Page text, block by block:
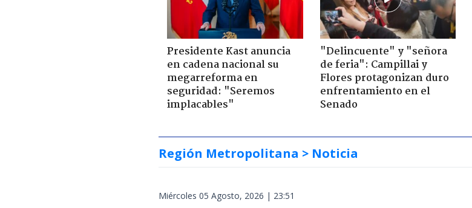
Presidente Kast anuncia
en cadena nacional su
megarreforma en
seguridad: "Seremos
implacables"
"Delincuente" y "señora
de feria": Campillai y
Flores protagonizan duro
enfrentamiento en el
Senado
Región Metropolitana > Noticia
Miércoles 05 Agosto, 2026 | 23:51